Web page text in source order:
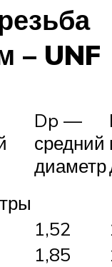
– UNF
Dp —
средний
диаметр
1,52
1,85